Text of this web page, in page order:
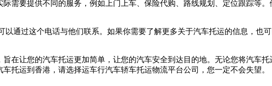
需要提供不同的服务，例如上门上车、保险代购、路线规划、定位跟踪等
通过这个电话与他们联系。如果你需要了解更多关于汽车托运的信息，也
在让您的汽车托运更加简单，让您的汽车安全到达目的地。无论您将汽车
托运到香港，请选择运车行汽车轿车托运物流平台公司，您一定不会失望。